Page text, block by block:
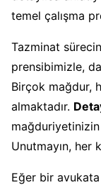
temel çalışma
Tazminat
prensibimizle,
Birçok mağdur,
almaktadır.
Unutmayın, her
Eğer bir